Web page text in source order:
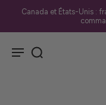
Canada et États-Unis :